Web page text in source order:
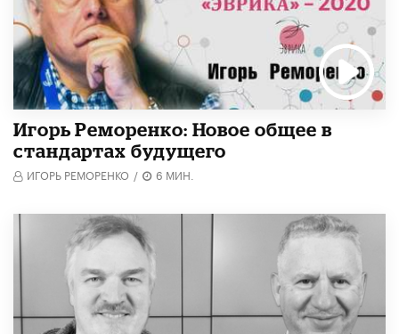
Игорь Реморенко: Новое общее в
стандартах будущего
ИГОРЬ РЕМОРЕНКО / 6 МИН.